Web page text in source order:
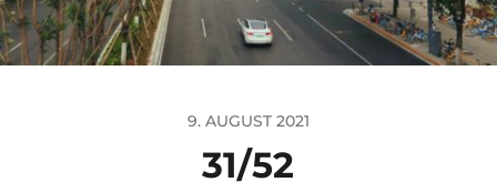
9. AUGUST 2021
31/52